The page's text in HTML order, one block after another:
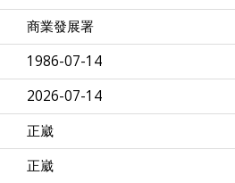
商業發展署
1986-07-14
2026-07-14
正崴
正崴